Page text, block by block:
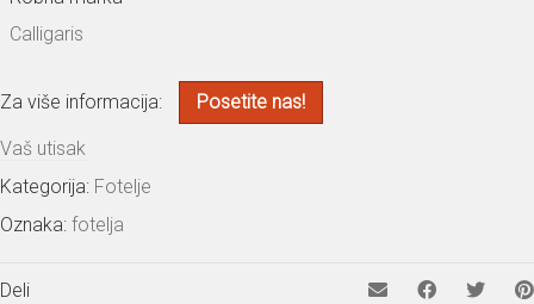
Calligaris
Za više informacija: Posetite nas!
Vaš utisak
Kategorija: Fotelje
Oznaka: fotelja
Deli